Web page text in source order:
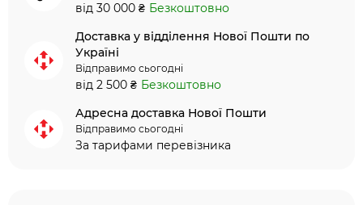
від 30 000 ₴ Безкоштовно
Доставка у відділення Нової Пошти по
Україні
Відправимо сьогодні
від 2 500 ₴ Безкоштовно
Адресна доставка Нової Пошти
Відправимо сьогодні
За тарифами перевізника